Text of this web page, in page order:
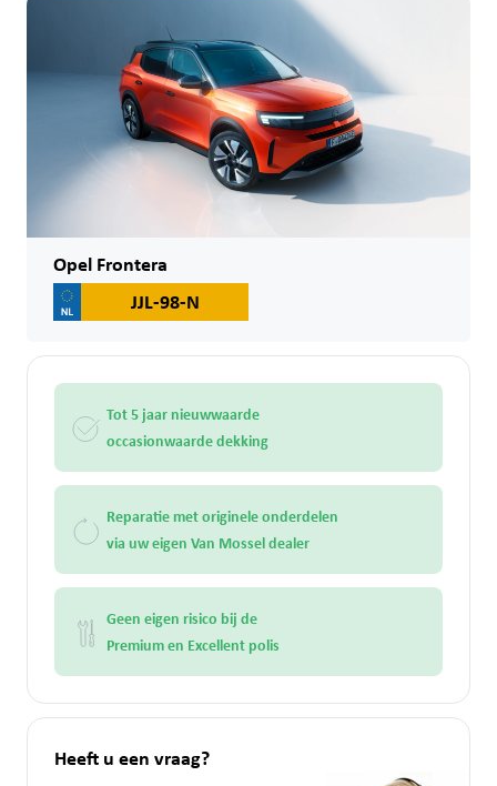
Opel Frontera
JJL-98-N
Tot 5 jaar nieuwwaarde
occasionwaarde dekking
Reparatie met originele onderdelen
via uw eigen Van Mossel dealer
Geen eigen risico bij de
Premium en Excellent polis
Heeft u een vraag?